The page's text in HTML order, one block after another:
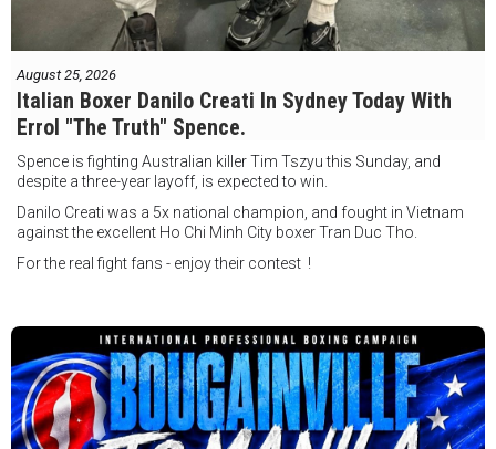
August 25, 2026
Italian Boxer Danilo Creati In Sydney Today With
Errol "The Truth" Spence.
Spence is fighting Australian killer Tim Tszyu this Sunday, and
despite a three-year layoff, is expected to win.
Danilo Creati was a 5x national champion, and fought in Vietnam
against the excellent Ho Chi Minh City boxer Tran Duc Tho.
For the real fight fans - enjoy their contest !